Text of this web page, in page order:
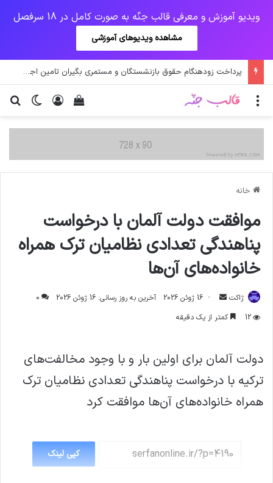
ویدیو آموزش و معرفی قالب جنّه به صورت کامل در 18 سرفصل
مشاهده ویدیوهای آموزشی
پرداخت زودهنگام حقوق بازنشستگان و مستمری بگیران تامین اجتماعی
تغییر ورود
دیدن سبد خرید منو
خانه
موافقت دولت آلمان با درخواست
پناهندگی تعدادی نظامیان ترک همراه
خانواده‌های آن‌ها
ژاکت
ارسال
ایمیل
16 ژوئن 2026 آخرین به روز رسانی: 16 ژوئن 2026
0
12
کمتر از یک دقیقه
دولت آلمان برای اولین بار و با وجود مخالفت‌های
ترکیه با درخواست پناهندگی تعدادی نظامیان ترک
همراه خانواده‌های آن‌ها موافقت کرد
کپی لینک